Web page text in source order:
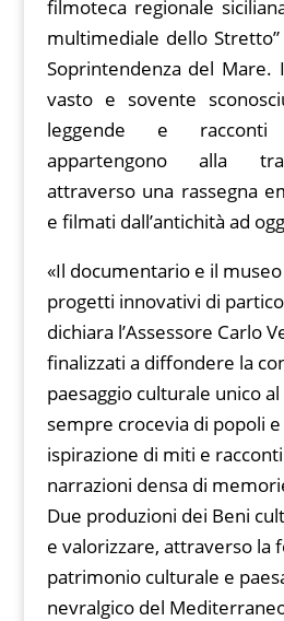
filmoteca regionale
multimediale dello
Soprintendenza del Mare.
vasto e sovente
leggende e racconti
appartengono alla
attraverso una rassegna
e filmati dall’antichità ad
«Il documentario e il
progetti innovativi di
dichiara l’Assessore Carlo
finalizzati a diffondere la
paesaggio culturale unico
sempre crocevia di popoli
ispirazione di miti e
narrazioni densa di
Due produzioni dei Beni
e valorizzare, attraverso la
patrimonio culturale e
nevralgico del